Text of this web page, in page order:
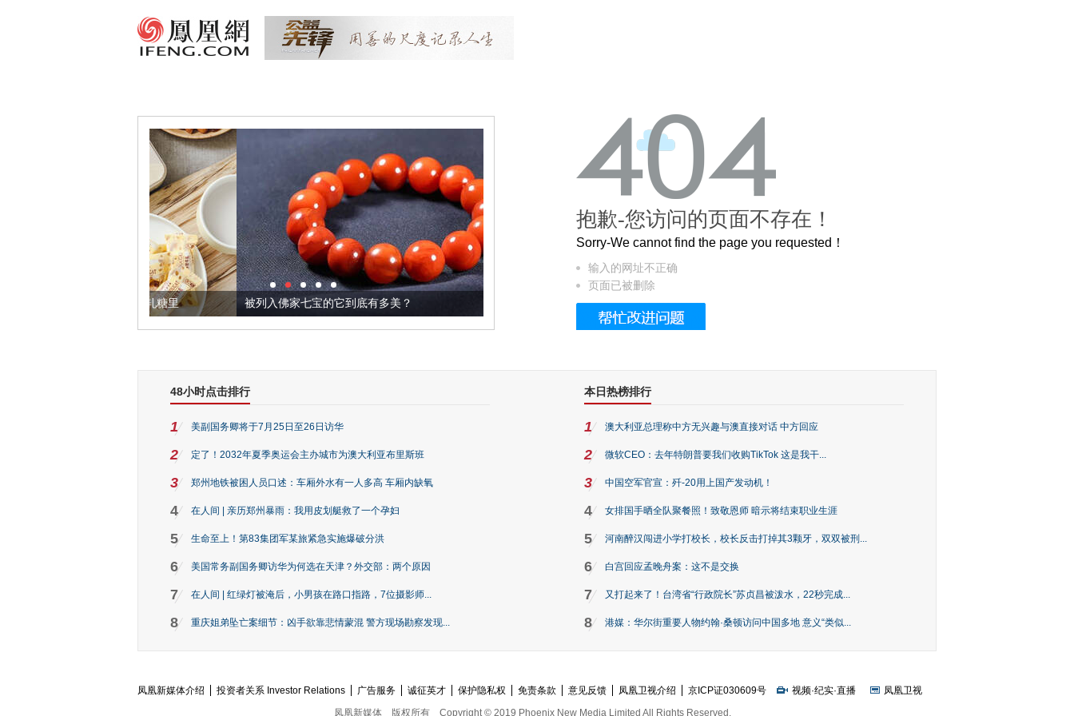
被列入佛家七宝的它到底有多美？ 这个3.2米的长卷，还原了600岁的紫禁城
抱歉-您访问的页面不存在！
Sorry-We cannot find the page you requested！
输入的网址不正确
页面已被删除
48小时点击排行
1 美副国务卿将于7月25日至26日访华
2 定了！2032年夏季奥运会主办城市为澳大利亚布里斯班
3 郑州地铁被困人员口述：车厢外水有一人多高 车厢内缺氧
4 在人间 | 亲历郑州暴雨：我用皮划艇救了一个孕妇
5 生命至上！第83集团军某旅紧急实施爆破分洪
6 美国常务副国务卿访华为何选在天津？外交部：两个原因
7 在人间 | 红绿灯被淹后，小男孩在路口指路，7位摄影师...
8 重庆姐弟坠亡案细节：凶手欲靠悲情蒙混 警方现场勘察发现...
本日热榜排行
1 澳大利亚总理称中方无兴趣与澳直接对话 中方回应
2 微软CEO：去年特朗普要我们收购TikTok 这是我干...
3 中国空军官宣：歼-20用上国产发动机！
4 女排国手晒全队聚餐照！致敬恩师 暗示将结束职业生涯
5 河南醉汉闯进小学打校长，校长反击打掉其3颗牙，双双被刑...
6 白宫回应孟晚舟案：这不是交换
7 又打起来了！台湾省“行政院长”苏贞昌被泼水，22秒完成...
8 港媒：华尔街重要人物约翰·桑顿访问中国多地 意义“类似...
凤凰新媒体介绍 投资者关系 Investor Relations 广告服务 诚征英才 保护隐私权 免责条款 意见反馈 凤凰卫视介绍 京ICP证030609号 视频·纪实·直播
凤凰卫视
凤凰新媒体
版权所有 Copyright © 2019 Phoenix New Media Limited All Rights Reserved.